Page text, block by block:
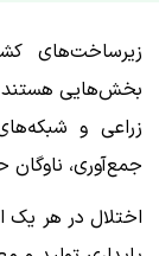
زیرساخت‌های
بخش‌هایی هستند
زراعی و شبکه‌های
جمع‌آوری،
اختلال در هر یک